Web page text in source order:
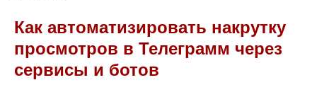
Как автоматизировать накрутку
просмотров в Телеграмм через
сервисы и ботов